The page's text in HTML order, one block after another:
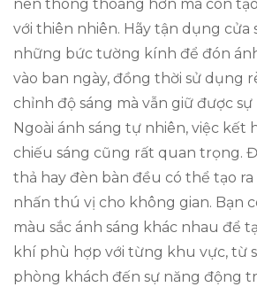
nên thông thoáng hơn mà còn
với thiên nhiên. Hãy tận dụng cửa
những bức tường kính để đón
vào ban ngày, đồng thời sử dụng
chỉnh độ sáng mà vẫn giữ được
Ngoài ánh sáng tự nhiên, việc kết
chiếu sáng cũng rất quan trọng.
thả hay đèn bàn đều có thể tạo
nhấn thú vị cho không gian. Bạn
màu sắc ánh sáng khác nhau để
khí phù hợp với từng khu vực, từ
phòng khách đến sự năng động